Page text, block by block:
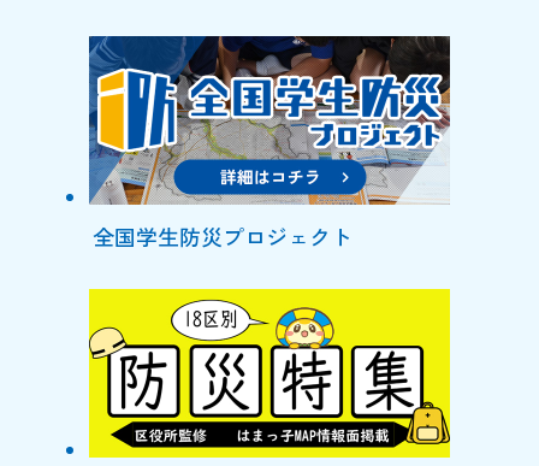
全国学生防災プロジェクト